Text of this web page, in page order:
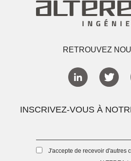
RETROUVEZ
INSCRIVEZ-VOUS À
J'accepte de recevoir d'autres